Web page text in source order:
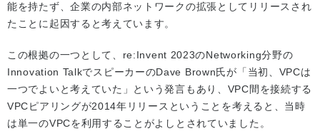
能を持たず、企業の内部ネットワークの拡張としてリリースされ
たことに起因すると考えています。
この根拠の一つとして、re:Invent 2023のNetworking分野の
Innovation TalkでスピーカーのDave Brown氏が「当初、VPCは
一つでよいと考えていた」という発言もあり、VPC間を接続する
VPCピアリングが2014年リリースということを考えると、当時
は単一のVPCを利用することがよしとされていました。